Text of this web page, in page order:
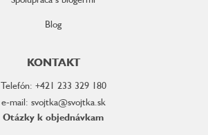
Blog
KONTAKT
Telefón: +421 233 329 180
e-mail: svojtka@svojtka.sk
Otázky k objednávkam